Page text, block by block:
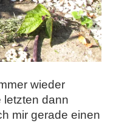
wieder
letzten dann
mir gerade einen